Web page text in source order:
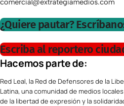
comercial@extrategiamedios.com
¿Quiere pautar?
Escriba al reportero
Hacemos parte de:
Red Leal, la Red de Defensores de la
Latina, una comunidad de medios
de la libertad de expresión y la